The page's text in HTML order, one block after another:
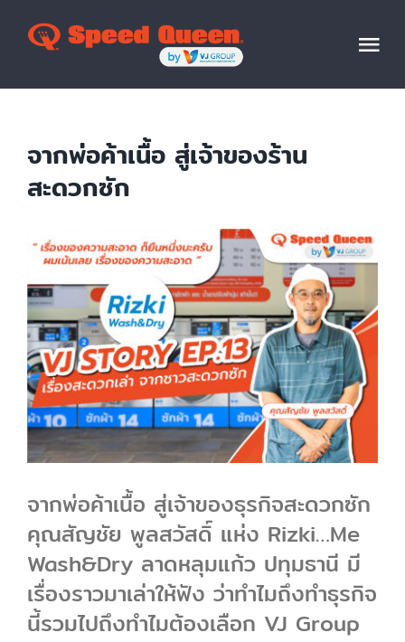
HOME WASHERS&DRYER
SHOWCASE
ARTICLE
CONTACT US
จากพ่อค้าเนื้อ สู่เจ้าของร้าน
สะดวกซัก
View
Larger
Image
จากพ่อค้าเนื้อ สู่เจ้าของธุรกิจสะดวกซัก
คุณสัญชัย พูลสวัสดิ์ แห่ง Rizki…Me
Wash&Dry ลาดหลุมแก้ว ปทุมธานี มี
เรื่องราวมาเล่าให้ฟัง ว่าทำไมถึงทำธุรกิจ
นี้รวมไปถึงทำไมต้องเลือก VJ Group